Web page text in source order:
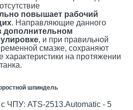
повышает рабочий
. Направляющие данного
дополнительном
, и при правильной
смазке, сохраняют
характеристики на протяжении
шпиндель